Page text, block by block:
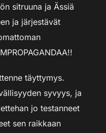
sitruuna ja Ässiä
ja järjestävät
täyttymys.
syvyys, ja
jo testanneet
sen raikkaan